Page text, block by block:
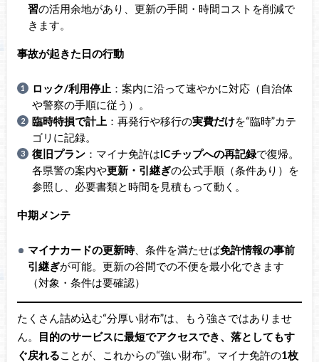
習の活用余地があり、更新の手間・時間コストを削減で
きます。
事故が起きた日の行動
ロック/利用停止 ：案内に沿って速やかに対応（自治体
や警察の手順に従う）。
臨時特損で計上 ：再発行や移行の実費だけを“臨時”カテ
ゴリに記録。
復旧プラン ：マイナ免許はICチップへの再記録で復帰。
各県警の案内や更新・引継ぎの公式手順（条件あり）を
参照し、必要書類と時間を見積もって動く。
中期メンテ
マイナカードの更新時、条件を満たせば免許情報の事前
引継ぎが可能。更新の谷間での不便を最小化できます
（対象・条件は要確認）
たくさん詰め込む“分厚い財布”は、もう強さではありませ
ん。
目的のサービスに最短でアクセスでき、落としてもす
ぐ戻れることが、これからの“強い財布”。マイナ免許の1枚